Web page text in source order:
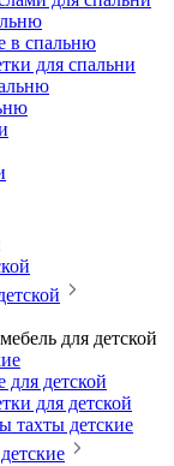
в спальню
для спальни
для детской
для детской
для детской
тахты детские